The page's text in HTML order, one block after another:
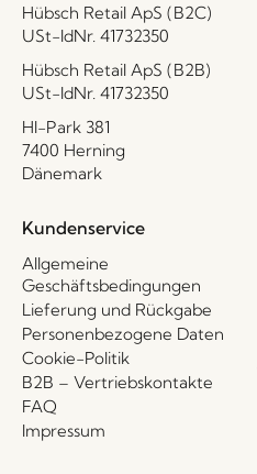
Hübsch Retail ApS (B2C)
USt-IdNr. 41732350
Hübsch Retail ApS (B2B)
USt-IdNr. 41732350
HI-Park 381
7400 Herning
Dänemark
Kundenservice
Allgemeine
Geschäftsbedingungen
Lieferung und Rückgabe
Personenbezogene Daten
Cookie-Politik
B2B – Vertriebskontakte
FAQ
Impressum